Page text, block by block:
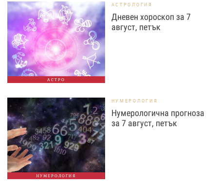
АСТРО
АСТРОЛОГИЯ
Дневен хороскоп за 7
август, петък
НУМЕРОЛОГИЯ
НУМЕРОЛОГИЯ
Нумерологична прогноза
за 7 август, петък